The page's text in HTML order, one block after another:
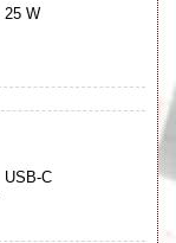
25 W
USB-C